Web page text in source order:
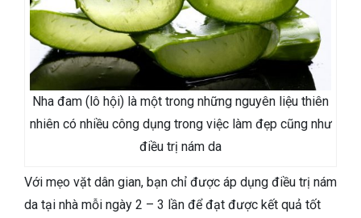
Nha đam (lô hội) là một trong những nguyên liệu thiên
nhiên có nhiều công dụng trong việc làm đẹp cũng như
điều trị nám da
Với mẹo vặt dân gian, bạn chỉ được áp dụng điều trị nám
da tại nhà mỗi ngày 2 – 3 lần để đạt được kết quả tốt